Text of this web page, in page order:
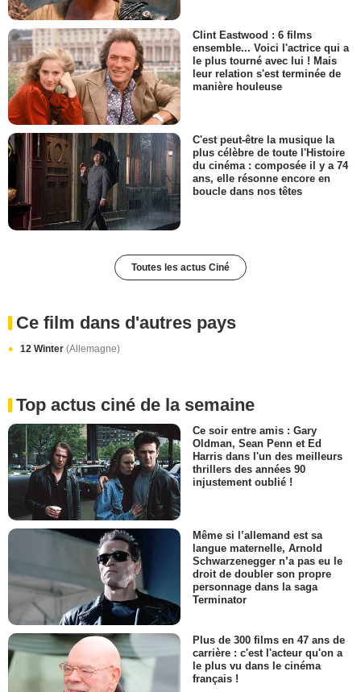
Clint Eastwood : 6 films
ensemble... Voici l'actrice qui a
le plus tourné avec lui ! Mais
leur relation s'est terminée de
manière houleuse
C'est peut-être la musique la
plus célèbre de toute l'Histoire
du cinéma : composée il y a 74
ans, elle résonne encore en
boucle dans nos têtes
Toutes les actus Ciné
Ce film dans d'autres pays
12 Winter (Allemagne)
Top actus ciné de la semaine
Ce soir entre amis : Gary
Oldman, Sean Penn et Ed
Harris dans l'un des meilleurs
thrillers des années 90
injustement oublié !
Même si l’allemand est sa
langue maternelle, Arnold
Schwarzenegger n’a pas eu le
droit de doubler son propre
personnage dans la saga
Terminator
Plus de 300 films en 47 ans de
carrière : c'est l'acteur qu'on a
le plus vu dans le cinéma
français !